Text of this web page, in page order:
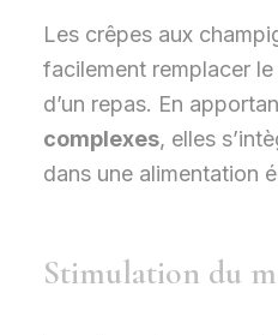
Les crêpes aux
facilement remplacer
d’un repas. En
complexes, elles
dans une alimentation
Stimulation du